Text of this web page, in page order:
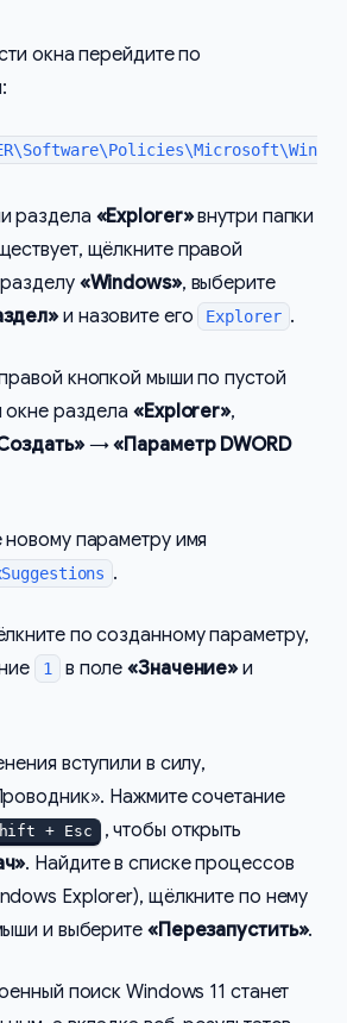
окна перейдите по
раздела «Explorer»внутри папки
щёлкните правой
«Windows», выберите
и назовите его Explorer .
кнопкой мыши по пустой
раздела «Explorer»,
→«Параметр DWORD
параметру имя
.
по созданному параметру,
1 в поле«Значение» и
вступили в силу,
Нажмите сочетание
+ Esc
, чтобы открыть
. Найдите в списке процессов
Explorer), щёлкните по нему
и выберите «Перезапустить».
поиск Windows 11 станет